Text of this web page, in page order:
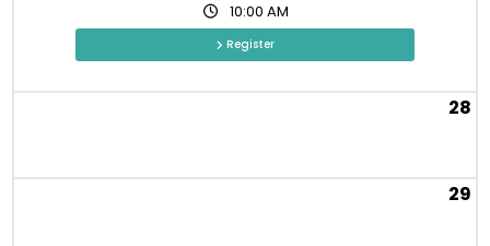
10:00 AM
Register
28
29